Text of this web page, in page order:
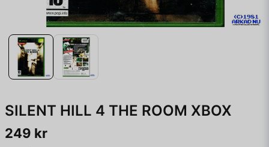
SILENT HILL 4 THE ROOM XBOX
249 kr